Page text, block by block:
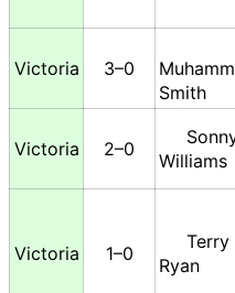
Victoria 3–0
Smith
Victoria 2–0
Williams
Victoria 1–0
Terry
Ryan